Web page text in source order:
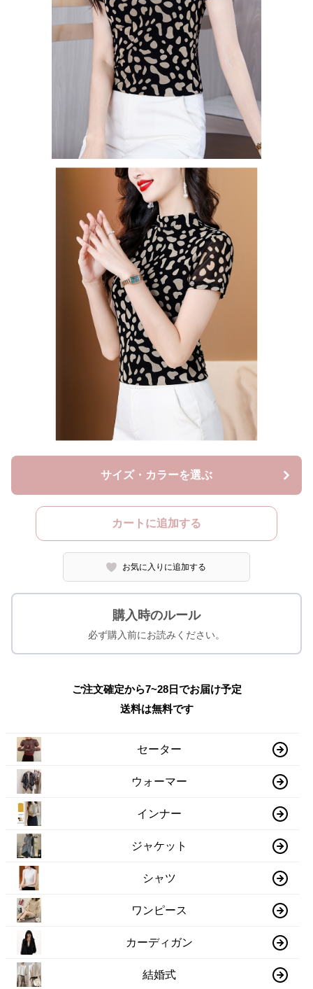
サイズ・カラーを選ぶ
カートに追加する
お気に入りに追加する
購入時のルール
必ず購入前にお読みください。
ご注文確定から7~28日でお届け予定
送料は無料です
セーター
ウォーマー
インナー
ジャケット
シャツ
ワンピース
カーディガン
結婚式